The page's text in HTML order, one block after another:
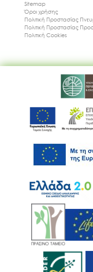
Sitemap
Όροι χρήσης
Πολιτική Προστασίας
Πολιτική Προστασίας
Πολιτική Cookies